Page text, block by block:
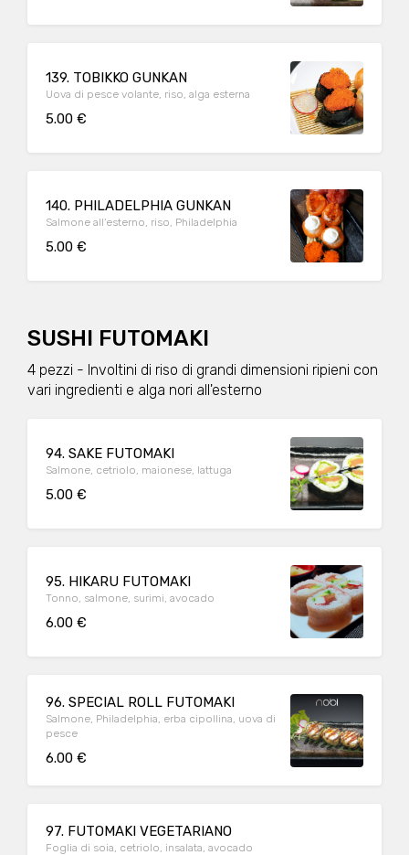
139. TOBIKKO GUNKAN
Uova di pesce volante, riso, alga esterna
5.00 €
140. PHILADELPHIA GUNKAN
Salmone all'esterno, riso, Philadelphia
5.00 €
SUSHI FUTOMAKI
4 pezzi - Involtini di riso di grandi dimensioni ripieni con
vari ingredienti e alga nori all'esterno
94. SAKE FUTOMAKI
Salmone, cetriolo, maionese, lattuga
5.00 €
95. HIKARU FUTOMAKI
Tonno, salmone, surimi, avocado
6.00 €
96. SPECIAL ROLL FUTOMAKI
Salmone, Philadelphia, erba cipollina, uova di
pesce
6.00 €
97. FUTOMAKI VEGETARIANO
Foglia di soia, cetriolo, insalata, avocado